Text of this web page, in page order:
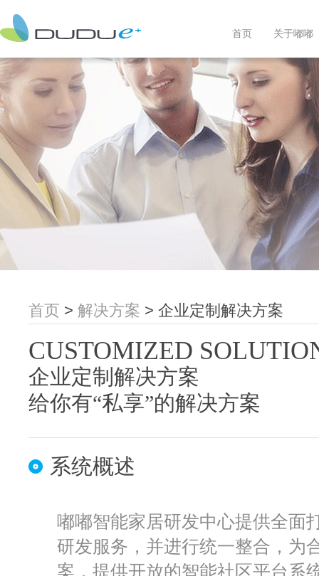
首页 关于嘟嘟
首页 > 解决方案 > 企业定制解决方案
CUSTOMIZED
企业定制解决方案
给你有“私享”的解决方案
系统概述
嘟嘟智能家居研发中心提供全面
研发服务，并进行统一整合，为
案，提供开放的智能社区平台系